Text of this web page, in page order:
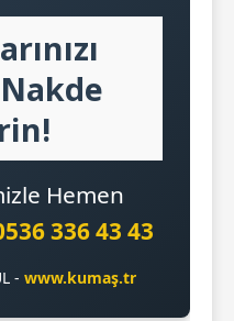
Hemen
336 43 43
- www.kumaş.tr